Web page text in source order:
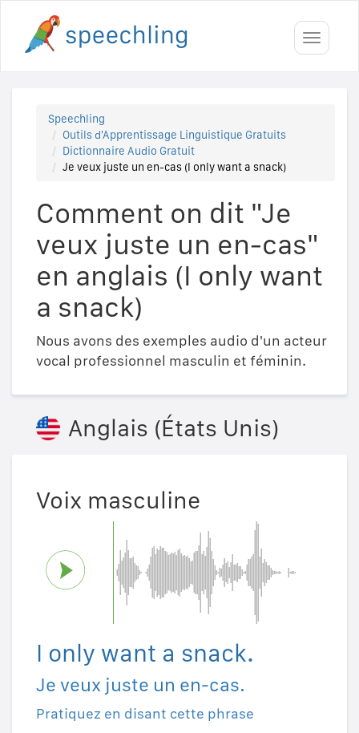
Toggle
Speechling
Outils d'Apprentissage Linguistique Gratuits
Dictionnaire Audio Gratuit
Je veux juste un en-cas (I only want a snack)
Comment on dit "Je
veux juste un en-cas"
en anglais (I only want
a snack)
Nous avons des exemples audio d'un acteur
vocal professionnel masculin et féminin.
Anglais (États Unis)
Voix masculine
I only want a snack.
Je veux juste un en-cas.
Pratiquez en disant cette phrase